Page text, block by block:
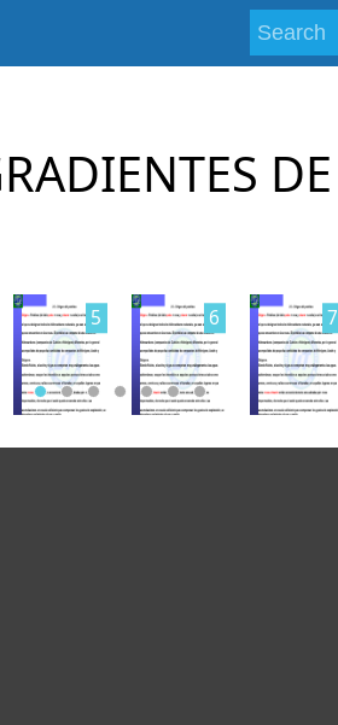
DE
5 6 7